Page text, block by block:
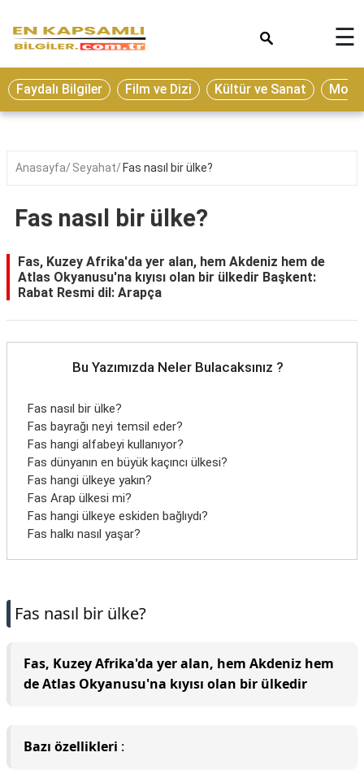
Eğitim
Ekonomi
Seyahat
Oyun
Yaşam
Hukuk
Blog
☰
Faydalı Bilgiler Film ve Dizi Kültür ve Sanat
Anasayfa Seyahat Fas nasıl bir ülke?
Fas nasıl bir ülke?
Fas, Kuzey Afrika'da yer alan, hem Akdeniz hem de
Atlas Okyanusu'na kıyısı olan bir ülkedir Başkent:
Rabat Resmi dil: Arapça
Bu Yazımızda Neler Bulacaksınız ?
Fas nasıl bir ülke?
Fas bayrağı neyi temsil eder?
Fas hangi alfabeyi kullanıyor?
Fas dünyanın en büyük kaçıncı ülkesi?
Fas hangi ülkeye yakın?
Fas Arap ülkesi mi?
Fas hangi ülkeye eskiden bağlıydı?
Fas halkı nasıl yaşar?
Fas nasıl bir ülke?
Fas, Kuzey Afrika'da yer alan, hem Akdeniz hem
de Atlas Okyanusu'na kıyısı olan bir ülkedir
Bazı özellikleri :